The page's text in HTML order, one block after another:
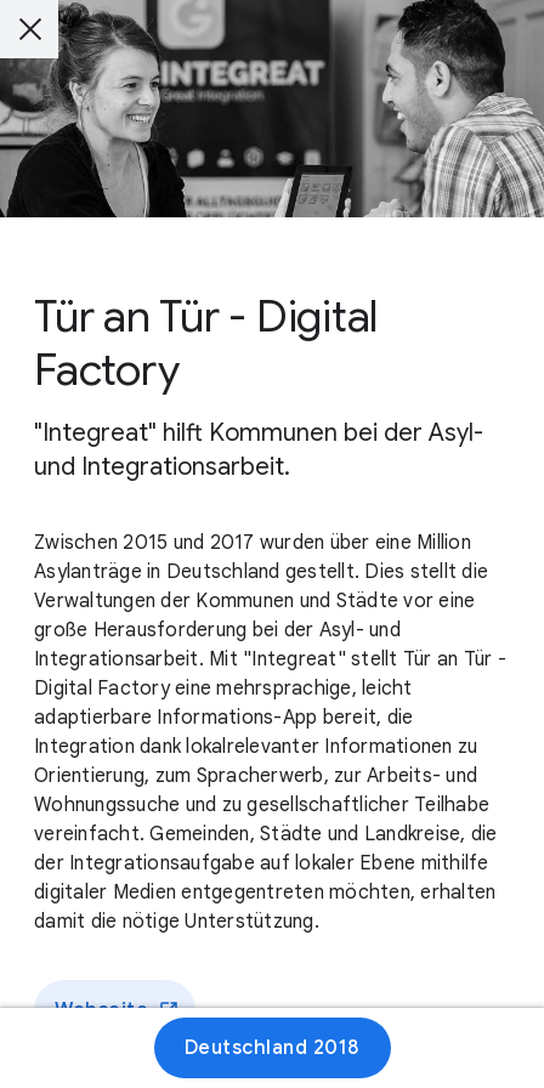
Tür an Tür - Digital
Factory
"Integreat" hilft Kommunen bei der Asyl-
und Integrationsarbeit.
Zwischen 2015 und 2017 wurden über eine Million
Asylanträge in Deutschland gestellt. Dies stellt die
Verwaltungen der Kommunen und Städte vor eine
große Herausforderung bei der Asyl- und
Integrationsarbeit. Mit "Integreat" stellt Tür an Tür -
Digital Factory eine mehrsprachige, leicht
adaptierbare Informations-App bereit, die
Integration dank lokalrelevanter Informationen zu
Orientierung, zum Spracherwerb, zur Arbeits- und
Wohnungssuche und zu gesellschaftlicher Teilhabe
vereinfacht. Gemeinden, Städte und Landkreise, die
der Integrationsaufgabe auf lokaler Ebene mithilfe
digitaler Medien entgegentreten möchten, erhalten
damit die nötige Unterstützung.
Webseite
Deutschland 2018